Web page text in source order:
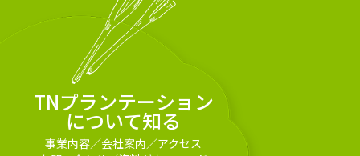
TNプランテーション
について知る
事業内容／会社案内／アクセス